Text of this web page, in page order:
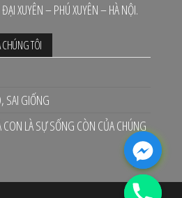
XUYÊN – PHÚ XUYÊN – HÀ NỘI.
TÔI
SAI GIỐNG
LÀ SỰ SỐNG CÒN CỦA CHÚNG